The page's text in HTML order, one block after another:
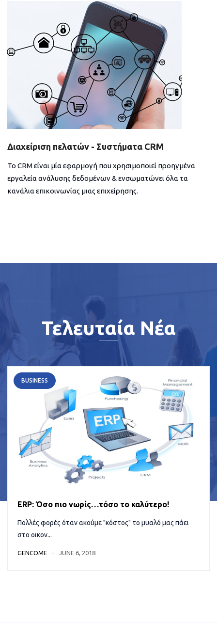
Διαχείριση πελατών - Συστήματα CRM
Το CRM είναι μία εφαρμογή που χρησιμοποιεί προηγμένα
εργαλεία ανάλυσης δεδομένων & ενσωματώνει όλα τα
κανάλια επικοινωνίας μιας επιχείρησης.
Τελευταία Νέα
BUSINESS
ERP: Όσο πιο νωρίς…τόσο το καλύτερο!
Πολλές φορές όταν ακούμε "κόστος" το μυαλό μας πάει
στο οικον...
GENCOME JUNE 6, 2018